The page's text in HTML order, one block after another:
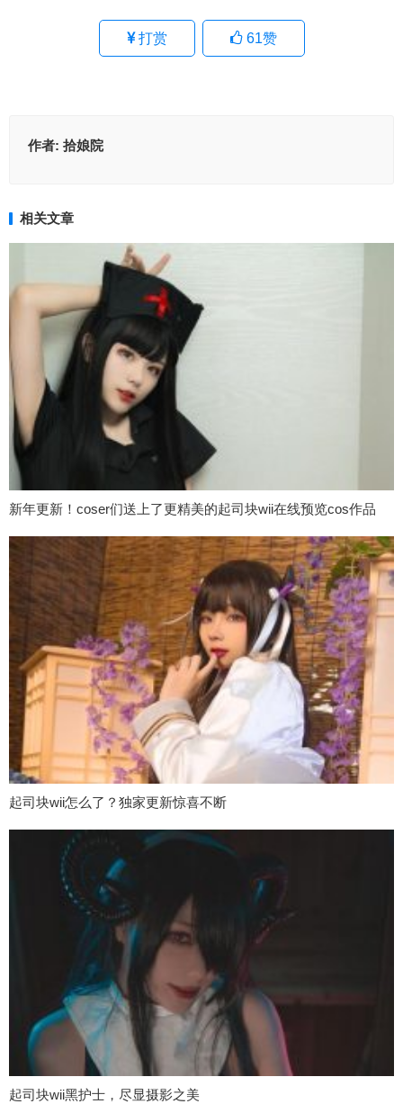
打赏 61赞
作者: 拾娘院
相关文章
新年更新！coser们送上了更精美的起司块wii在线预览cos作品
起司块wii怎么了？独家更新惊喜不断
起司块wii黑护士，尽显摄影之美